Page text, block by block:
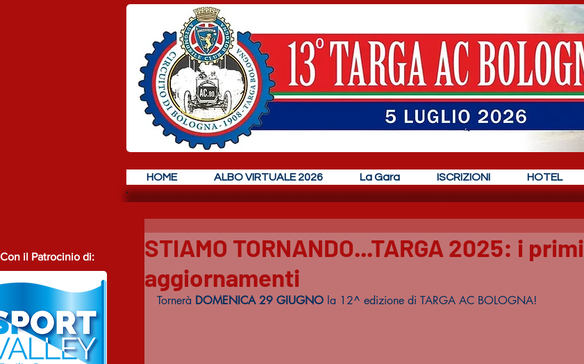
HOME ALBO VIRTUALE 2026 La Gara ISCRIZIONI HOTEL
STIAMO TORNANDO...TARGA 2025: i primi
aggiornamenti
Tornerà DOMENICA 29 GIUGNO la 12^ edizione di TARGA AC BOLOGNA!
Con il Patrocinio di: